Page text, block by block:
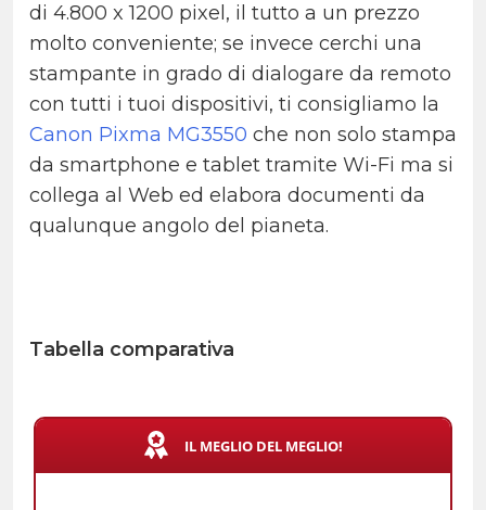
di 4.800 x 1200 pixel, il tutto a un prezzo
molto conveniente; se invece cerchi una
stampante in grado di dialogare da remoto
con tutti i tuoi dispositivi, ti consigliamo la
Canon Pixma MG3550 che non solo stampa
da smartphone e tablet tramite Wi-Fi ma si
collega al Web ed elabora documenti da
qualunque angolo del pianeta.
Tabella comparativa
IL MEGLIO DEL MEGLIO!